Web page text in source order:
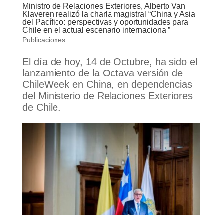
Ministro de Relaciones Exteriores, Alberto Van
Klaveren realizó la charla magistral “China y Asia
del Pacífico: perspectivas y oportunidades para
Chile en el actual escenario internacional”
Publicaciones
El día de hoy, 14 de Octubre, ha sido el
lanzamiento de la Octava versión de
ChileWeek en China, en dependencias
del Ministerio de Relaciones Exteriores
de Chile.